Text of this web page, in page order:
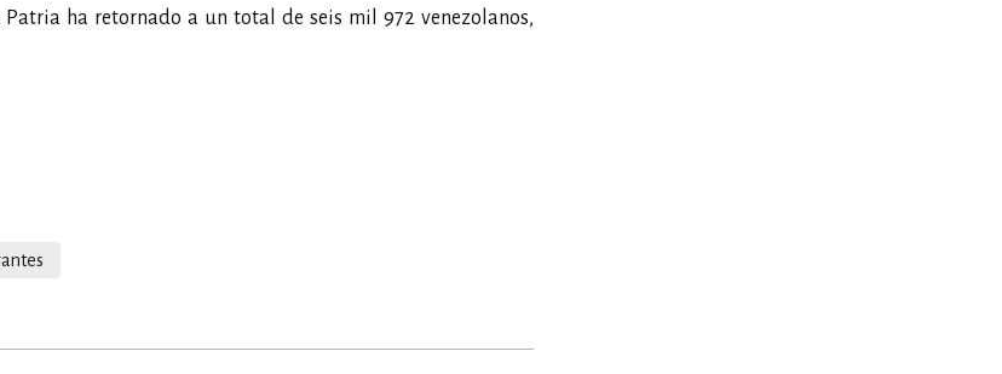
ha retornado a un total de seis mil 972 venezolanos,